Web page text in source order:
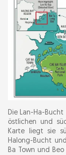
Beste
das Wetter
Lan-Ha-
und was
Wo
Hotel oder
Was essen
Island?
Die Lan-Ha-
östlichen und
Karte liegt sie
Halong-Bucht
Ba Town und